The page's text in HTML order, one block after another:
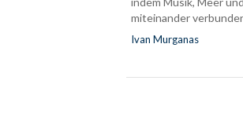
miteinander
Ivan Murganas